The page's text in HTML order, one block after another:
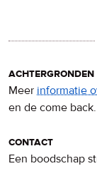
achtergronden
Meer informatie
en de come back.
contact
Een boodschap